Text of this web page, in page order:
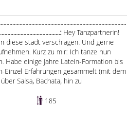
Hey Tanzpartnerin!
diese stadt verschlagen. Und gerne
Kurz zu mir: Ich tanze nun
Habe einige Jahre Latein-Formation bis
Einzel Erfahrungen gesammelt (mit dem
Salsa, Bachata, hin zu
185